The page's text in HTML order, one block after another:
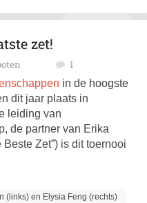
zet!
1
in de hoogste
dit jaar plaats in
leiding van
de partner van Erika
Zet”) is dit toernooi
(links) en Elysia Feng (rechts)